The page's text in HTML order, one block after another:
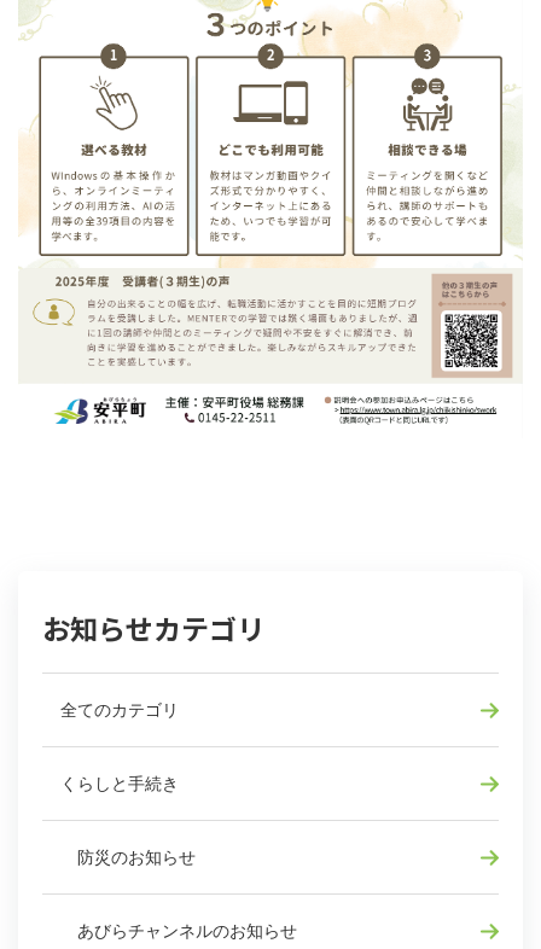
お知らせカテゴリ
全てのカテゴリ
くらしと手続き
防災のお知らせ
あびらチャンネルのお知らせ